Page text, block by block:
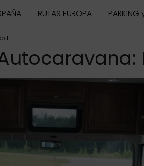
RUTAS EUROPA PARKING